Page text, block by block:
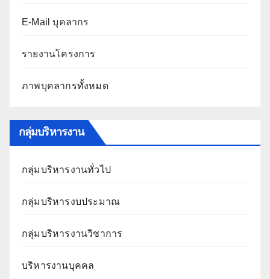
E-Mail บุคลากร
รายงานโครงการ
ภาพบุคลากรทั้งหมด
กลุ่มบริหารงาน
กลุ่มบริหารงานทั่วไป
กลุ่มบริหารงบประมาณ
กลุ่มบริหารงานวิชาการ
บริหารงานบุคคล